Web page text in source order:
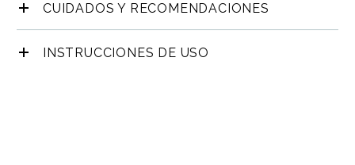
CUIDADOS Y RECOMENDACIONES
INSTRUCCIONES DE USO